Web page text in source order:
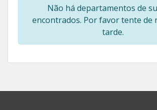
Não há departamentos de
encontrados. Por favor tente de
tarde.